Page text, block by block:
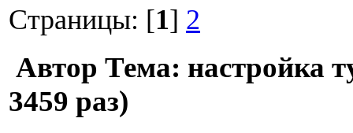
Страницы: [1] 2
Автор Тема: настройка
3459 раз)